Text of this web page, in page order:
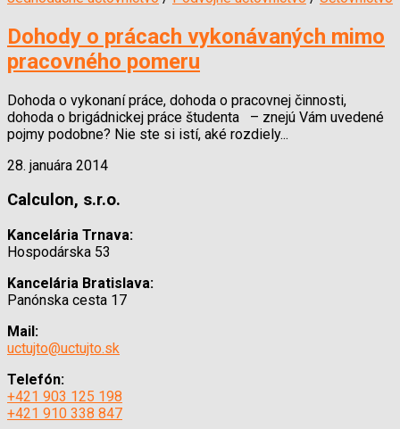
Dohody o prácach vykonávaných mimo
pracovného pomeru
Dohoda o vykonaní práce, dohoda o pracovnej činnosti,
dohoda o brigádnickej práce študenta – znejú Vám uvedené
pojmy podobne? Nie ste si istí, aké rozdiely...
28. januára 2014
Calculon, s.r.o.
Kancelária Trnava:
Hospodárska 53
Kancelária Bratislava:
Panónska cesta 17
Mail:
uctujto@uctujto.sk
Telefón:
+421 903 125 198
+421 910 338 847